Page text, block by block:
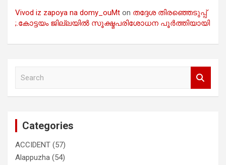
Vivod iz zapoya na domy_ouMt on തദ്ദേശ തിരഞ്ഞെടുപ്പ്
;.കോട്ടയം ജില്ലയിൽ സൂക്ഷ്മപരിശോധന പൂർത്തിയായി
Categories
ACCIDENT (57)
Alappuzha (54)